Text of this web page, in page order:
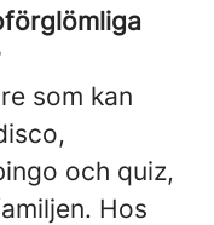
som kan
och quiz,
Hos